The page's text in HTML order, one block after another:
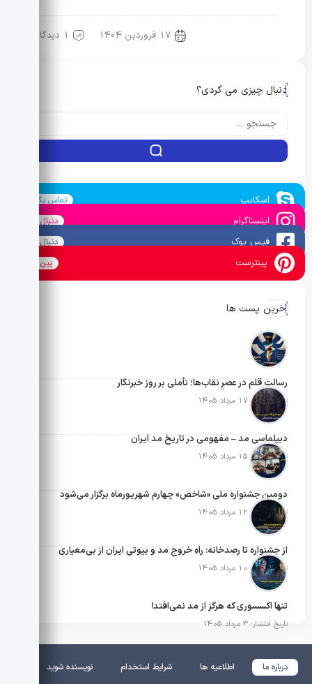
17 فروردین 1404 1 دیدگاه
دنبال چیزی می گردی؟
اسکایپ تماس بگیرید
اینستاگرام دنبال کنید
فیس بوک دنبال کنید
پینترست پین کنید
آخرین پست ها
رسالتِ قلم در عصرِ نقاب‌ها؛ تأملی بر روز خبرنگار
تاریخ انتشار: 17 مرداد 1405
دیپلماسی مد – مفهومی در تاریخ مد ایران
تاریخ انتشار: 15 مرداد 1405
دومین جشنواره ملی «شاخص» چهارم شهریورماه برگزار می‌شود
تاریخ انتشار: 12 مرداد 1405
از جشنواره تا رصدخانه: راهِ خروج مد و بیوتی ایران از بی‌معیاری
تاریخ انتشار: 10 مرداد 1405
تنها اکسسوری که هرگز از مد نمی‌افتد!
تاریخ انتشار: 3 مرداد 1405
درباره ما اطلاعیه ها شرایط استخدام نویسنده شوید